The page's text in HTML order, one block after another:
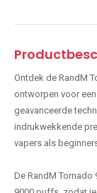
Ontdek de RandM
ontworpen voor
geavanceerde
indrukwekkende
vapers als
De RandM